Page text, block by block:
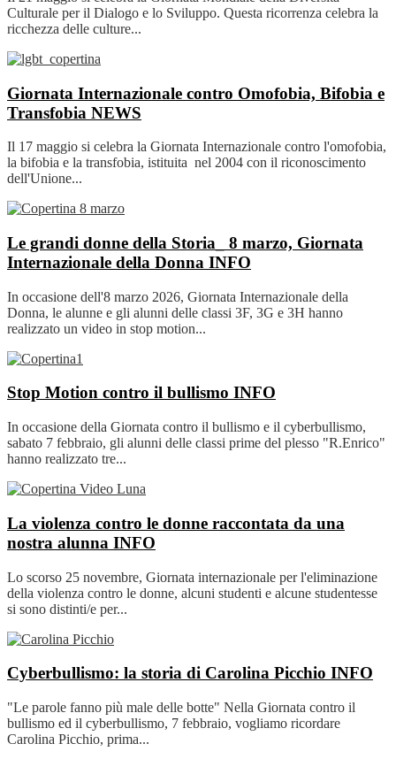
Culturale per il Dialogo e lo Sviluppo. Questa ricorrenza celebra la
ricchezza delle culture...
Giornata Internazionale contro Omofobia, Bifobia e
Transfobia NEWS
Il 17 maggio si celebra la Giornata Internazionale contro l'omofobia,
la bifobia e la transfobia, istituita nel 2004 con il riconoscimento
dell'Unione...
Le grandi donne della Storia_ 8 marzo, Giornata
Internazionale della Donna INFO
In occasione dell'8 marzo 2026, Giornata Internazionale della
Donna, le alunne e gli alunni delle classi 3F, 3G e 3H hanno
realizzato un video in stop motion...
Stop Motion contro il bullismo INFO
In occasione della Giornata contro il bullismo e il cyberbullismo,
sabato 7 febbraio, gli alunni delle classi prime del plesso "R.Enrico"
hanno realizzato tre...
La violenza contro le donne raccontata da una
nostra alunna INFO
Lo scorso 25 novembre, Giornata internazionale per l'eliminazione
della violenza contro le donne, alcuni studenti e alcune studentesse
si sono distinti/e per...
Cyberbullismo: la storia di Carolina Picchio INFO
"Le parole fanno più male delle botte" Nella Giornata contro il
bullismo ed il cyberbullismo, 7 febbraio, vogliamo ricordare
Carolina Picchio, prima...